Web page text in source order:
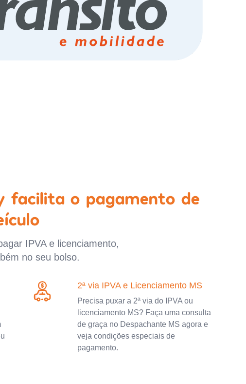
facilita o pagamento de
IPVA e licenciamento,
no seu bolso.
2ª via IPVA e Licenciamento MS
Precisa puxar a 2ª via do IPVA ou
licenciamento MS? Faça uma consulta
de graça no Despachante MS agora e
veja condições especiais de
pagamento.